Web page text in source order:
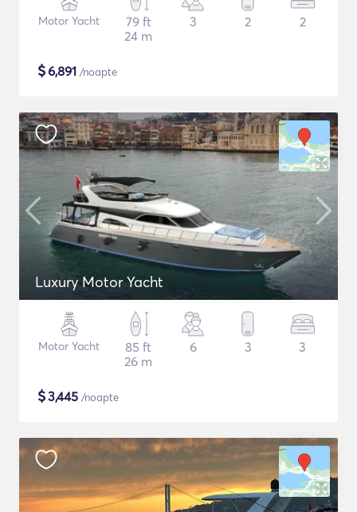
Motor Yacht
79 ft
24 m
3 2 2
$6,891 /noapte
Luxury Motor Yacht
Motor Yacht
85 ft
26 m
6 3 3
$3,445 /noapte